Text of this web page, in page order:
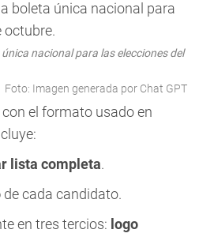
nacional para las elecciones del
Foto: Imagen generada por Chat GPT
con el formato usado en
lista completa.
de cada candidato.
en tres tercios: logo